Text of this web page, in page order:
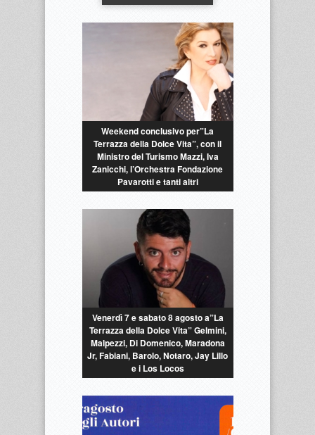
Weekend conclusivo per”La
Terrazza della Dolce Vita”, con il
Ministro del Turismo Mazzi, Iva
Zanicchi, l’Orchestra Fondazione
Pavarotti e tanti altri
Venerdì 7 e sabato 8 agosto a”La
Terrazza della Dolce Vita” Gelmini,
Malpezzi, Di Domenico, Maradona
Jr, Fabiani, Barolo, Notaro, Jay Lillo
e i Los Locos